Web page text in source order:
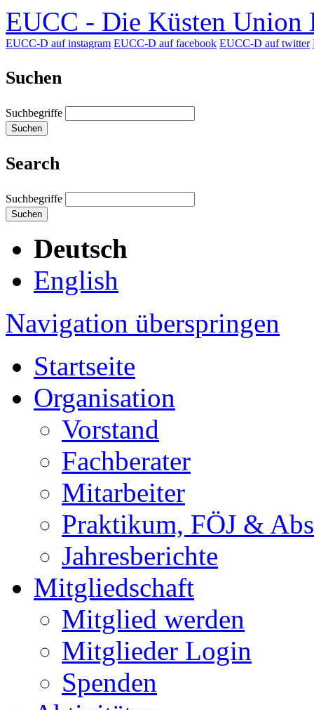
EUCC - Die Küsten Union
EUCC-D auf instagram EUCC-D auf facebook EUCC-D auf twitter
Suchen
Suchbegriffe
Suchen
Search
Suchbegriffe
Suchen
Deutsch
English
Navigation überspringen
Startseite
Organisation
Vorstand
Fachberater
Mitarbeiter
Praktikum, FÖJ &
Jahresberichte
Mitgliedschaft
Mitglied werden
Mitglieder Login
Spenden